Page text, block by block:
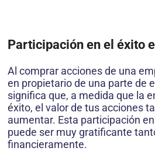
Participación en el éxito
Al comprar acciones de una
en propietario de una parte de
significa que, a medida que la
éxito, el valor de tus acciones
aumentar. Esta participación
puede ser muy gratificante
financieramente.